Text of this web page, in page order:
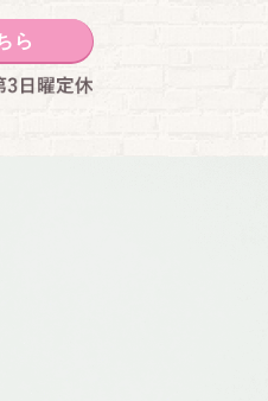
んさん｜石川
ら